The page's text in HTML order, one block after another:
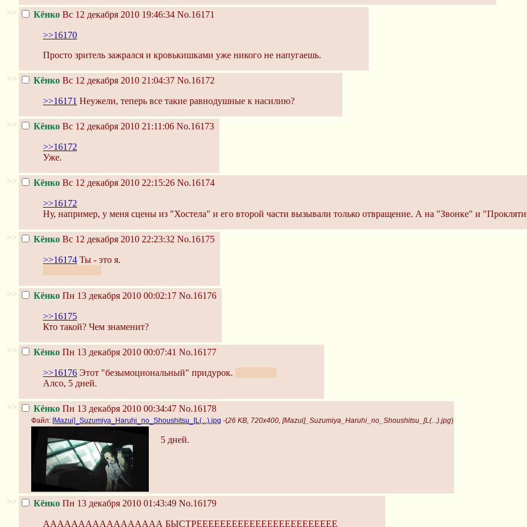
>> Кёнко Вс 12 декабря 2010 19:46:34 No.16171
>>16170
Просто зритель зажрался и кровькишками уже никого не напугаешь.
>> Кёнко Вс 12 декабря 2010 21:04:37 No.16172
>>16171 Неужели, теперь все такие равнодушные к насилию?
>> Кёнко Вс 12 декабря 2010 21:11:06 No.16173
>>16172
Уже.
>> Кёнко Вс 12 декабря 2010 22:15:26 No.16174
>>16172
Ну, например, у меня сцены из "Хостела" и его второй части вызывали только отвращение. А на "Звонке" и
>> Кёнко Вс 12 декабря 2010 22:23:32 No.16175
>>16174 Ты - это я.
>> Кёнко Пн 13 декабря 2010 00:02:17 No.16176
>>16175
Кто такой? Чем знаменит?
>> Кёнко Пн 13 декабря 2010 00:07:41 No.16177
>>16176 Этот "безымоциональный" придурок.
Алсо, 5 дней.
>> Кёнко Пн 13 декабря 2010 00:34:47 No.16178
Файл: [Mazui]_Suzumiya_Haruhi_no_Shoushitsu_[L(...).jpg -(26 KB, 720x400, [Mazui]_Suzumiya_Haruhi_no_Shoushitsu_[L(...).jpg)
5 дней.
>> Кёнко Пн 13 декабря 2010 01:43:49 No.16179
ААААААААААААААААА БЫСТРЕЕЕЕЕЕЕЕЕЕЕЕЕЕЕЕЕЕЕЕЕЕЕЕ